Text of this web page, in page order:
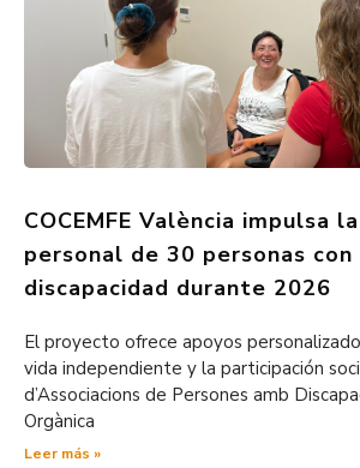
COCEMFE València impulsa
personal de 30 personas con
discapacidad durante 2026
El proyecto ofrece apoyos
vida independiente y la participación
d’Associacions de Persones amb
Orgànica
Leer más »